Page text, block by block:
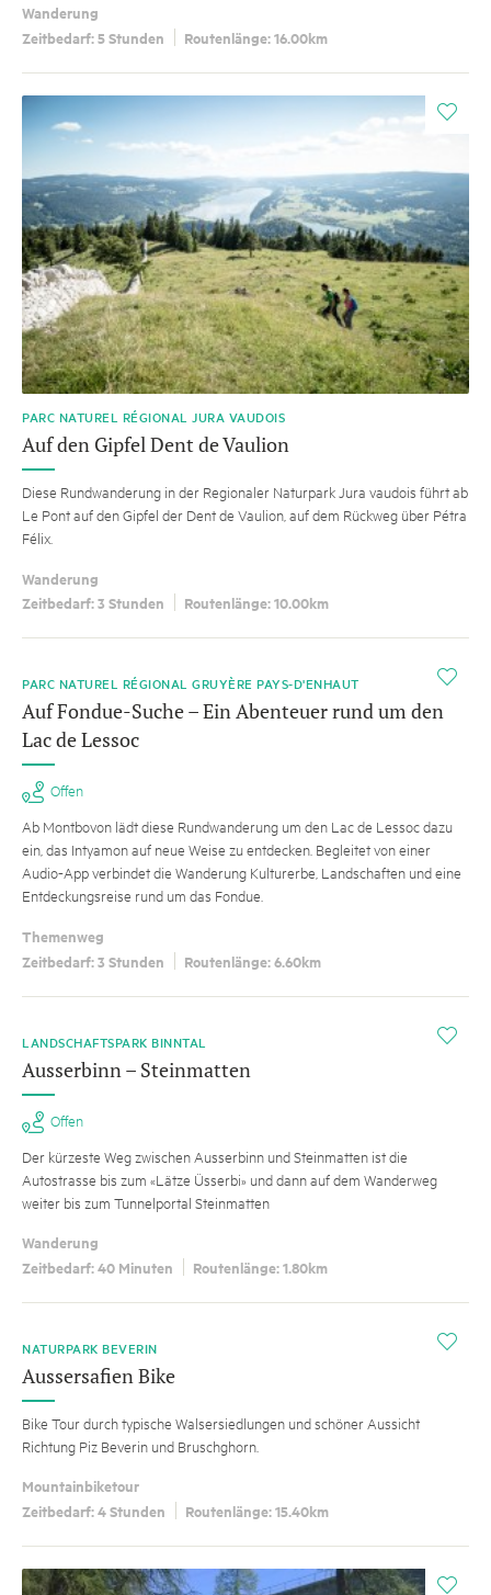
Wanderung
Zeitbedarf: 5 Stunden
Routenlänge: 16.00km
i
PARC NATUREL RÉGIONAL JURA VAUDOIS
Auf den Gipfel Dent de Vaulion
Diese Rundwanderung in der Regionaler Naturpark Jura vaudois führt ab
Le Pont auf den Gipfel der Dent de Vaulion, auf dem Rückweg über Pétra
Félix.
Wanderung
Zeitbedarf: 3 Stunden
Routenlänge: 10.00km
i
PARC NATUREL RÉGIONAL GRUYÈRE PAYS-D'ENHAUT
Auf Fondue-Suche – Ein Abenteuer rund um den
Lac de Lessoc
Offen
Ab Montbovon lädt diese Rundwanderung um den Lac de Lessoc dazu
ein, das Intyamon auf neue Weise zu entdecken. Begleitet von einer
Audio-App verbindet die Wanderung Kulturerbe, Landschaften und eine
Entdeckungsreise rund um das Fondue.
Themenweg
Zeitbedarf: 3 Stunden
Routenlänge: 6.60km
i
LANDSCHAFTSPARK BINNTAL
Ausserbinn – Steinmatten
Offen
Der kürzeste Weg zwischen Ausserbinn und Steinmatten ist die
Autostrasse bis zum «Lätze Üsserbi» und dann auf dem Wanderweg
weiter bis zum Tunnelportal Steinmatten
Wanderung
Zeitbedarf: 40 Minuten
Routenlänge: 1.80km
i
NATURPARK BEVERIN
Aussersafien Bike
Bike Tour durch typische Walsersiedlungen und schöner Aussicht
Richtung Piz Beverin und Bruschghorn.
Mountainbiketour
Zeitbedarf: 4 Stunden
Routenlänge: 15.40km
i